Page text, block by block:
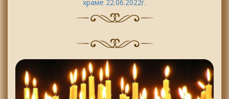
храме 22.06.2022г.